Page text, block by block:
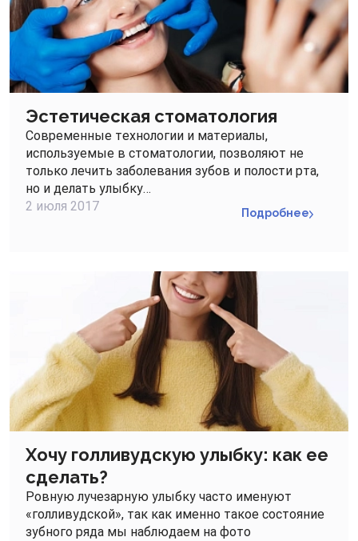
Эстетическая стоматология
Современные технологии и материалы,
используемые в стоматологии, позволяют не
только лечить заболевания зубов и полости рта,
но и делать улыбку…
2 июля 2017
Подробнее
Хочу голливудскую улыбку: как ее
сделать?
Ровную лучезарную улыбку часто именуют
«голливудской», так как именно такое состояние
зубного ряда мы наблюдаем на фото